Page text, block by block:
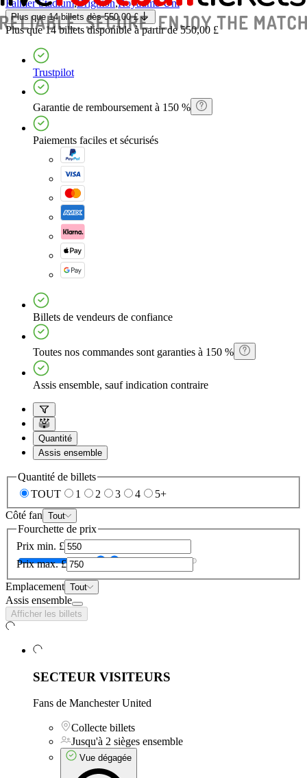
Falmer Stadium,Brighton,Royaume-Uni
Plus que 14 billets dès550,00 £
Plus que 14 billetsdisponible à partir de550,00 £
Trustpilot
Garantie de remboursement à 150 %
Paiements faciles et sécurisés
Billets de vendeurs de confiance
Toutes nos commandes sont garanties à 150 %
Assis ensemble, sauf indication contraire
Quantité
Assis ensemble
Quantité de billets
TOUT
1 2 3 4
5+
Côté fan Tout
Fourchette de prix
Prix min. £
Prix max. £
Emplacement Tout
Assis ensemble
Afficher les billets
SECTEUR VISITEURS
Fans de Manchester United
Collecte billets
Jusqu'à 2 sièges ensemble
Vue dégagée